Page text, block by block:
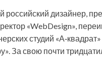
дизайнер,
«WebDesign»,
студий
За свою почти